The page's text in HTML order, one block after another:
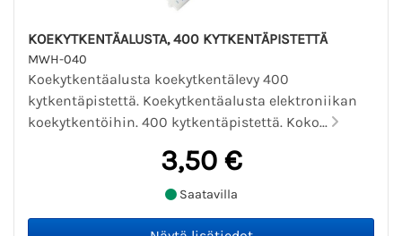
KOEKYTKENTÄALUSTA, 400 KYTKENTÄPISTETTÄ
MWH-040
Koekytkentäalusta koekytkentälevy 400
kytkentäpistettä. Koekytkentäalusta elektroniikan
koekytkentöihin. 400 kytkentäpistettä. Koko...
3,50 €
Saatavilla